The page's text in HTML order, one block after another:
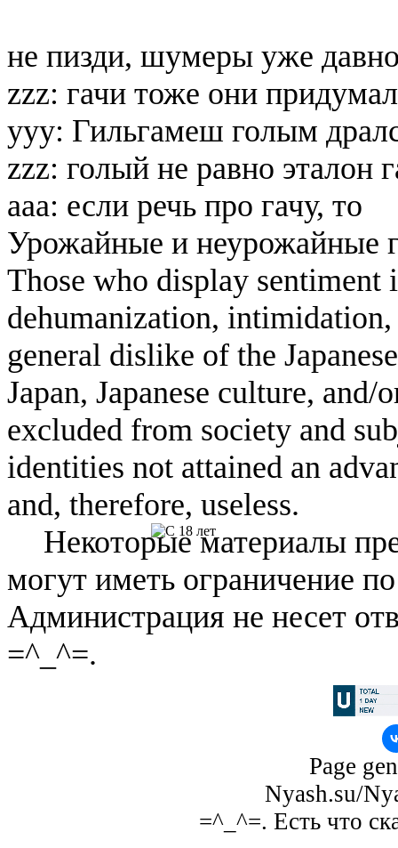
не пизди, шумеры уже
zzz: гачи тоже они
yyy: Гильгамеш голым
zzz: голый не равно эталон
aaa: если речь про гачу, то
Урожайные и неурожайные
Those who display
dehumanization,
general dislike of the
Japan, Japanese culture, and/
excluded from society and
identities not attained an
and, therefore, useless.
Некоторые материалы
могут иметь ограничение
Администрация не несет
=^_^=.
Page
Nyash.su/
=^_^=. Есть что